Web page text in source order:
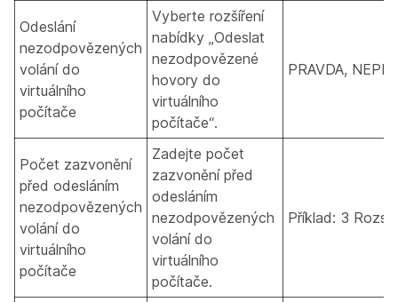
Odeslání
nezodpovězených
volání do
virtuálního
počítače
Vyberte rozšíření
nabídky „Odeslat
nezodpovězené
hovory do
virtuálního
počítače“.
PRAVDA,
Počet zazvonění
před odesláním
nezodpovězených
volání do
virtuálního
počítače
Zadejte počet
zazvonění před
odesláním
nezodpovězených
volání do
virtuálního
počítače.
Příklad: 3